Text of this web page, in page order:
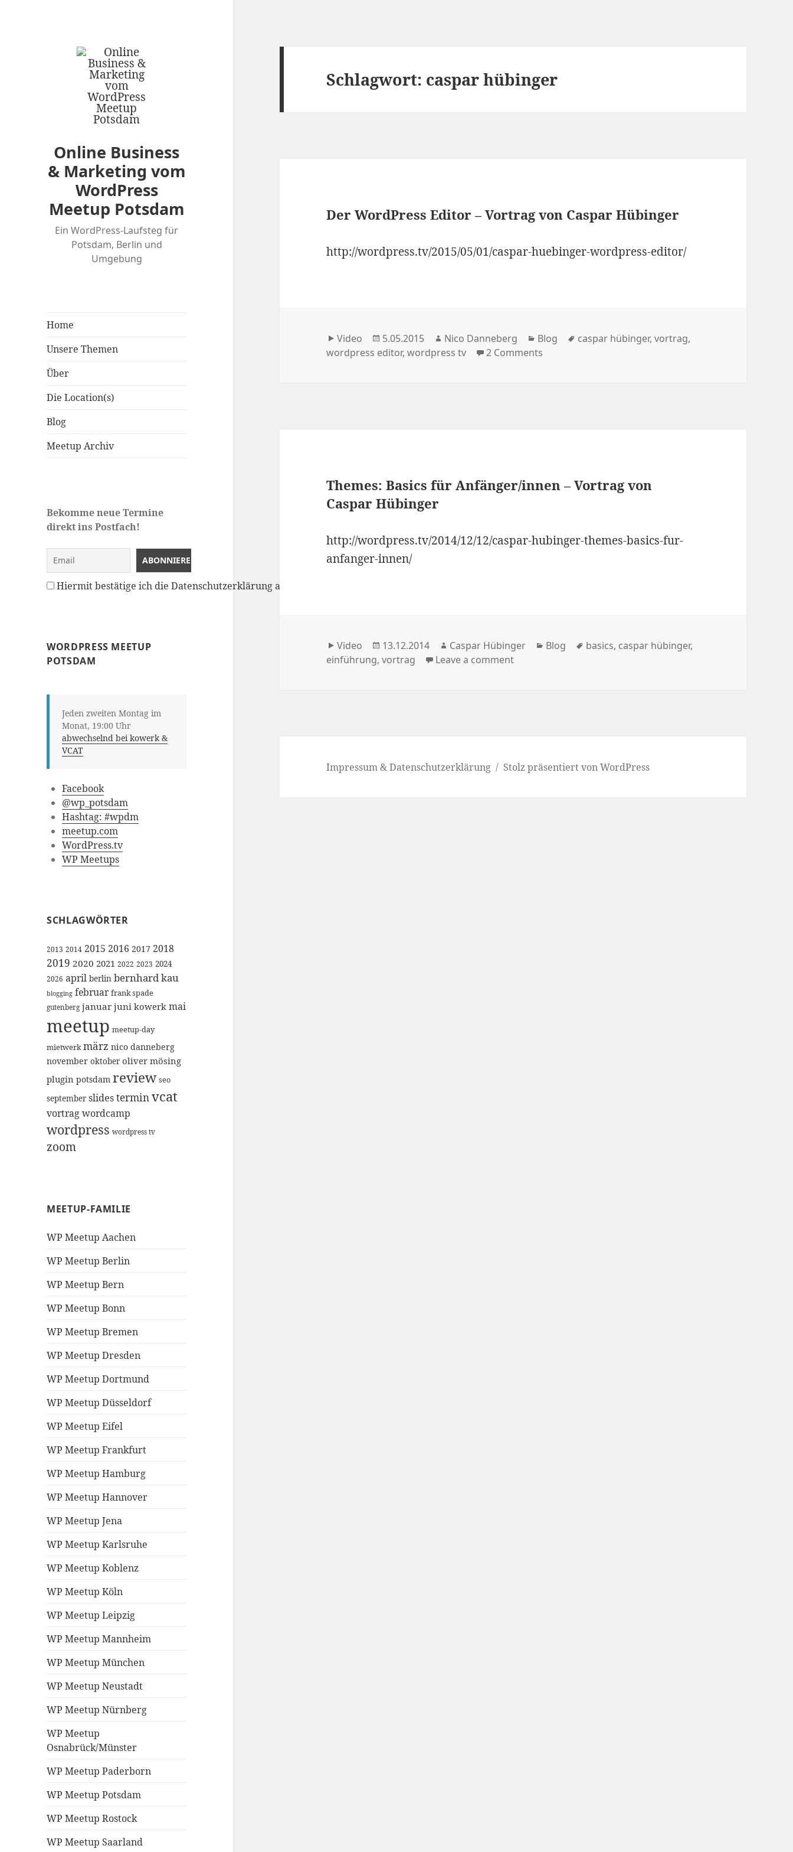
Online Business
& Marketing vom
WordPress
Meetup Potsdam
Ein WordPress-Laufsteg für
Potsdam, Berlin und
Umgebung
Home
Unsere Themen
Über
Die Location(s)
Blog
Meetup Archiv
Bekomme neue Termine
direkt ins Postfach!
Hiermit bestätige ich die Datenschutzerklärung anzunehmen
WORDPRESS MEETUP
POTSDAM
Jeden zweiten Montag im
Monat, 19:00 Uhr
abwechselnd bei kowerk &
VCAT
Facebook
@wp_potsdam
Hashtag: #wpdm
meetup.com
WordPress.tv
WP Meetups
SCHLAGWÖRTER
2013 2014 2015 2016 2017 2018
2019 2020 2021 2022 2023 2024
2026 april berlin bernhard kau
blogging februar frank spade
gutenberg januar juni kowerk mai
meetup meetup-day
mietwerk märz nico danneberg
november oktober oliver mösing
plugin potsdam review seo
september slidesterminvcat
vortragwordcamp
wordpress wordpress tv
zoom
MEETUP-FAMILIE
WP Meetup Aachen
WP Meetup Berlin
WP Meetup Bern
WP Meetup Bonn
WP Meetup Bremen
WP Meetup Dresden
WP Meetup Dortmund
WP Meetup Düsseldorf
WP Meetup Eifel
WP Meetup Frankfurt
WP Meetup Hamburg
WP Meetup Hannover
WP Meetup Jena
WP Meetup Karlsruhe
WP Meetup Koblenz
WP Meetup Köln
WP Meetup Leipzig
WP Meetup Mannheim
WP Meetup München
WP Meetup Neustadt
WP Meetup Nürnberg
WP Meetup
Osnabrück/Münster
WP Meetup Paderborn
WP Meetup Potsdam
WP Meetup Rostock
WP Meetup Saarland
Schlagwort: caspar hübinger
Der WordPress Editor – Vortrag von Caspar Hübinger
http://wordpress.tv/2015/05/01/caspar-huebinger-wordpress-editor/
Format
Video
Veröffentlicht
am
5.05.2015 Autor
Nico Danneberg Kategorien
Blog Schlagwörter
caspar hübinger,vortrag,
wordpress editor,wordpress tv 2 Comments
Themes: Basics für Anfänger/innen – Vortrag von
Caspar Hübinger
http://wordpress.tv/2014/12/12/caspar-hubinger-themes-basics-fur-
anfanger-innen/
Format
Video
Veröffentlicht
am
13.12.2014 Autor
Caspar Hübinger Kategorien
Blog Schlagwörter
basics, caspar hübinger,
einführung,vortrag Leave a comment
Impressum & Datenschutzerklärung Stolz präsentiert von WordPress